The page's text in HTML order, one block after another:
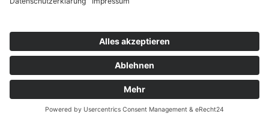
Folgen Sie uns
Instagram Facebook